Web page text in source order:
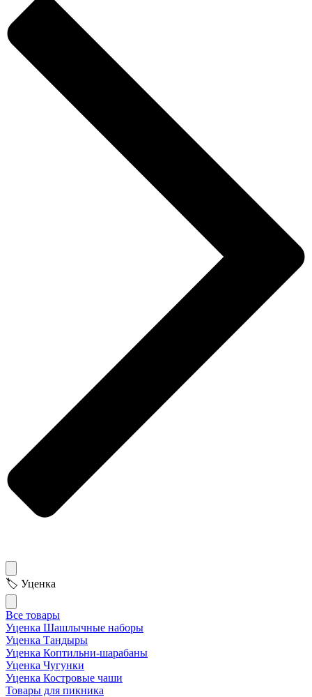
🏷 Уценка
Все товары
Уценка Шашлычные наборы
Уценка Тандыры
Уценка Коптильни-шарабаны
Уценка Чугунки
Уценка Костровые чаши
Товары для пикника